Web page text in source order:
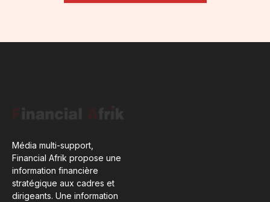
Média multi-support,
Financial Afrik propose une
information financière
stratégique aux cadres et
dirigeants. Une information